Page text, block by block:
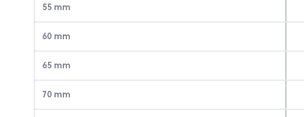
55 mm
60 mm
65 mm
70 mm